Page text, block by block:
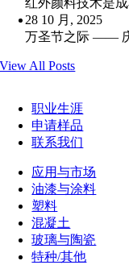
红外颜料技术是
28 10 月, 2025
万圣节之际 ——
View All Posts
职业生涯
申请样品
联系我们
应用与市场
油漆与涂料
塑料
混凝土
玻璃与陶瓷
特种/其他